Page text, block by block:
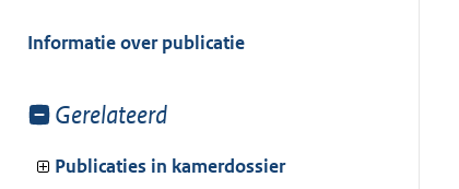
van:
Informatie over publicatie
Toon
van:
Gerelateerd
Publicaties in kamerdossier